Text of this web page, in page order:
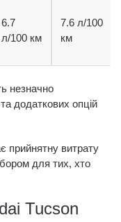
6.7
л/100 км
7.6 л/100
км
незначно
додаткових опцій
прийнятну витрату
для тих, хто
Tucson